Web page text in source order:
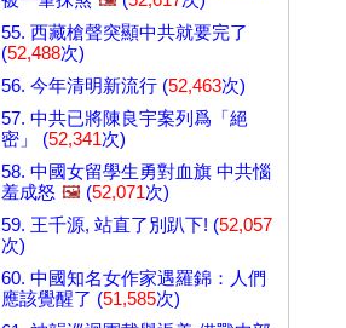
55. 西藏槍聲突顯中共就要完了
(52,488次)
56. 今年清明新流行 (52,463次)
57. 中共已將陳良宇案列爲「絕
密」 (52,341次)
58. 中國女留學生勇對血旗 中共惱
羞成怒 🖼️ (52,071次)
59. 王千源, 站直了別趴下! (52,057
次)
60. 中國知名女作家遇羅錦：人們
應該覺醒了 (51,585次)